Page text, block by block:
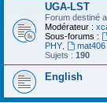
UGA-LST
Forum destiné
Modérateur :
Sous-forums :
PHY
mat406
Sujets : 190
English